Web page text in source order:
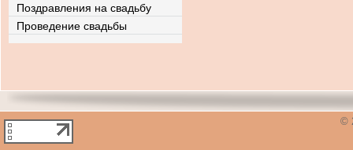
Поздравления на свадьбу
Проведение свадьбы
©